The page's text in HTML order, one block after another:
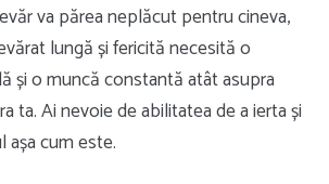
va părea neplăcut pentru cineva,
lungă și fericită necesită o
și o muncă constantă atât asupra
ta. Ai nevoie de abilitatea de a ierta și
cum este.